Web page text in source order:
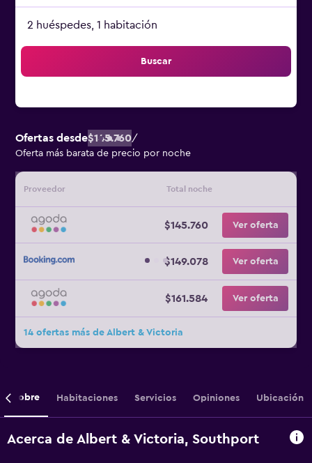
2 huéspedes, 1 habitación
Buscar
Ofertas desde$145.760/
Oferta más barata de precio por noche
Proveedor Total noche
$145.760 Ver oferta
$149.078 Ver oferta
$161.584 Ver oferta
14 ofertas más de Albert & Victoria
Sobre Habitaciones Servicios Opiniones Ubicación
Acerca de Albert & Victoria, Southport